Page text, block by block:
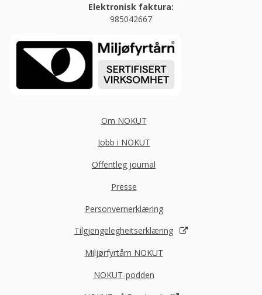
Elektronisk faktura:
985042667
Om NOKUT
Jobb i NOKUT
Offentleg journal
Presse
Personvernerklæring
Tilgjengelegheitserklæring
Miljørfyrtårn NOKUT
NOKUT-podden